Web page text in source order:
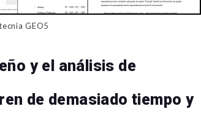
GEO5
y el análisis de
de demasiado tiempo y